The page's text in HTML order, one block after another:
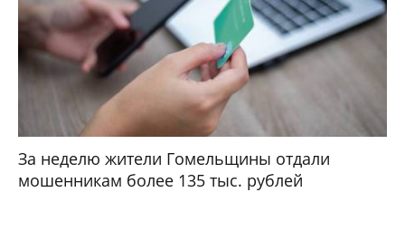
За неделю жители Гомельщины отдали
мошенникам более 135 тыс. рублей